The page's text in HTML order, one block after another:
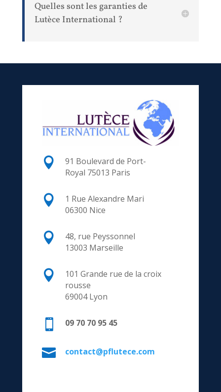
Quelles sont les garanties de
Lutèce International ?

91 Boulevard de Port-
Royal 75013 Paris

1 Rue Alexandre Mari
06300 Nice

48, rue Peyssonnel
13003 Marseille

101 Grande rue de la croix
rousse
69004 Lyon
 09 70 70 95 45
 contact@pflutece.com